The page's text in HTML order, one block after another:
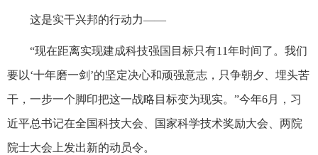
这是实干兴邦的行动力——
“现在距离实现建成科技强国目标只有11年时间了。我们
要以‘十年磨一剑’的坚定决心和顽强意志，只争朝夕、埋头苦
干，一步一个脚印把这一战略目标变为现实。”今年6月，习
近平总书记在全国科技大会、国家科学技术奖励大会、两院
院士大会上发出新的动员令。